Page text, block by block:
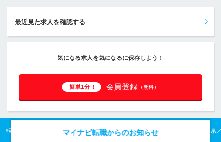
最近見た求人を確認する
気になる求人を気になるに保存しよう！
簡単1分！ 会員登録 （無料）
転職TOP 東北の転職・求人情報TOP 福島県の転職・求人情報TOP 福島県
マイナビ転職からのお知らせ